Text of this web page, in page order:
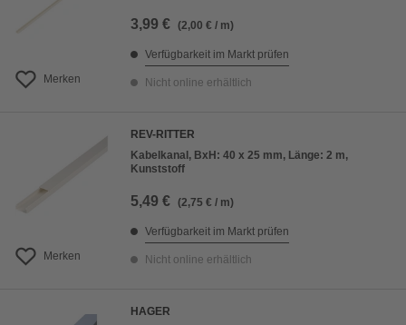
Merken
3,99 € (2,00 € / m)
Verfügbarkeit im Markt prüfen
Nicht online erhältlich
Merken
REV-RITTER
Kabelkanal, BxH: 40 x 25 mm, Länge: 2 m,
Kunststoff
5,49 € (2,75 € / m)
Verfügbarkeit im Markt prüfen
Nicht online erhältlich
HAGER